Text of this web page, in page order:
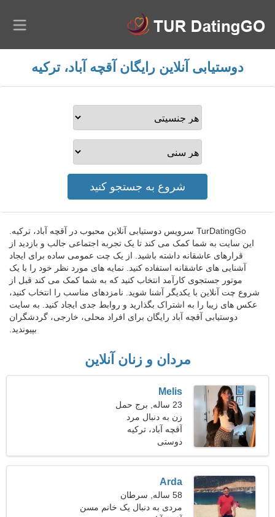
دوستیابی آنلاین رایگان آقچه آباد، ترکیه
TurDatingGo سرویس دوستیابی آنلاین محبوب در آقچه آباد، ترکیه.
این سایت به شما کمک می کند تا یک تجربه اجتماعی جالب و بازدید از
قرارهای عاشقانه داشته باشید. از یک چت عمومی ساده برای ایجاد
آشنایی های عاشقانه استفاده کنید. نمایه های مورد نظر خود را با یک
موتور جستجوی کارآمد انتخاب کنید که به شما کمک می کند قبل از
شروع چت آنلاین با یکدیگر آشنا شوید. نامزدهای مناسب را انتخاب کنید،
عکس های زیبا را به اشتراک بگذارید و روابط جدی ایجاد کنید. به سایت
دوستیابی آقچه آباد رایگان برای افراد محلی، خارجی، گردشگران
بپیوندید.
مردان و زنان آنلاین
Melis
23 ساله, برج حمل
زن به دنبال مرد
آقچه آباد، ترکیه
دوستی
Arda
58 ساله, سرطان
مردی به دنبال یک خانم مسن